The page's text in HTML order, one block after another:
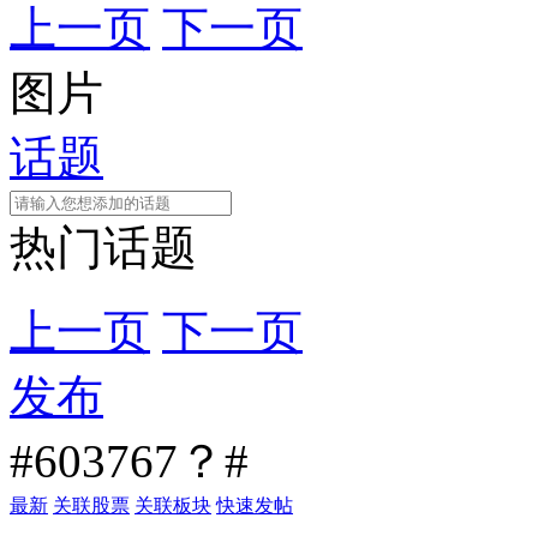
上一页 下一页
图片
话题
热门话题
上一页 下一页
发布
#603767？#
最新 关联股票 关联板块 快速发帖